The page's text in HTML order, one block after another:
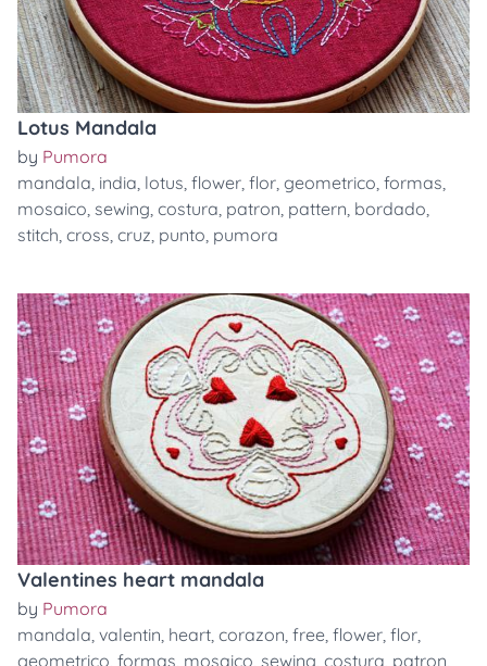
Lotus Mandala
by Pumora
mandala, india, lotus, flower, flor, geometrico, formas,
mosaico, sewing, costura, patron, pattern, bordado,
stitch, cross, cruz, punto, pumora
Valentines heart mandala
by Pumora
mandala, valentin, heart, corazon, free, flower, flor,
geometrico, formas, mosaico, sewing, costura, patron,